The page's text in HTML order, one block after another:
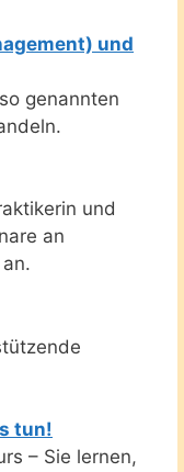
und
genannten
und
an
tun!
– Sie lernen,